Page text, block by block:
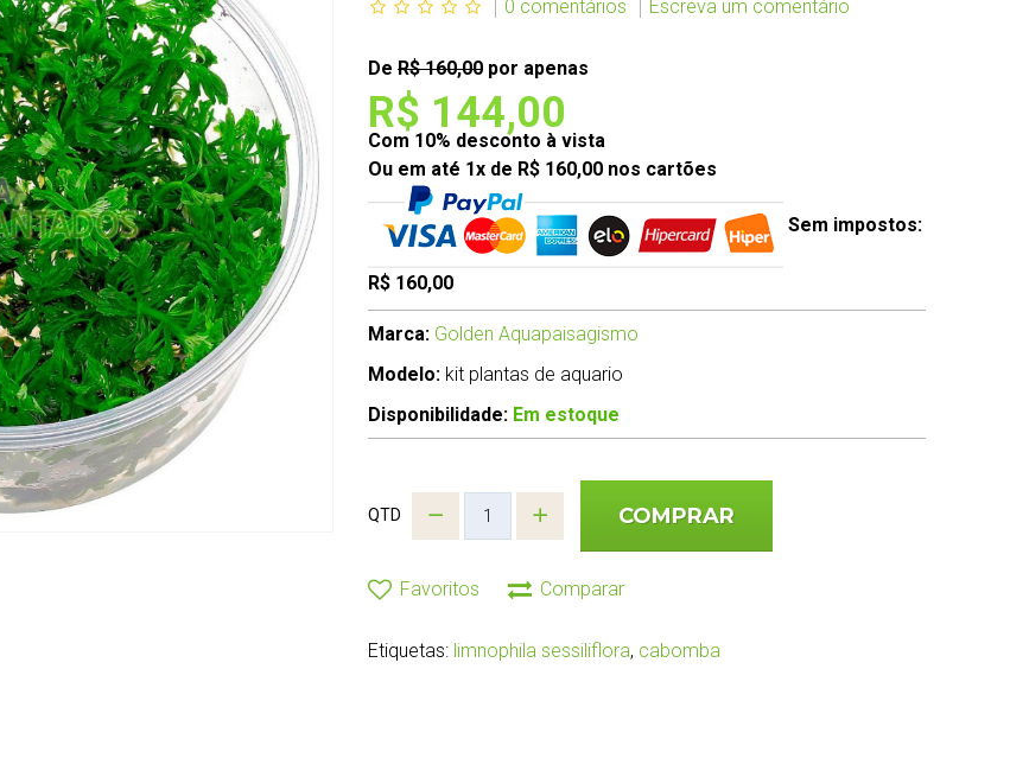
0 comentários Escreva um comentário
De R$ 160,00 por apenas
R$ 144,00
Com 10% desconto à vista
Ou em até 1x de R$ 160,00 nos cartões
Sem impostos:
R$ 160,00
Marca: Golden Aquapaisagismo
Modelo: kit plantas de aquario
Disponibilidade: Em estoque
QTD COMPRAR
Favoritos Comparar
Etiquetas: limnophila sessiliflora, cabomba